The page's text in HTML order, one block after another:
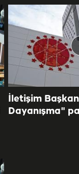
İletişim
Dayanışma"